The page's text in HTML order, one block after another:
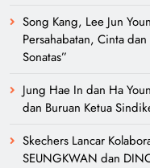
Song Kang, Lee Jun
Persahabatan, Cinta
Sonatas”
Jung Hae In dan Ha
dan Buruan Ketua
Skechers Lancar
SEUNGKWAN dan